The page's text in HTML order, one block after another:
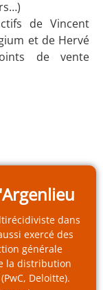
de Vincent
et de Hervé
de vente
dans
exercé des
générale
la distribution
Deloitte).